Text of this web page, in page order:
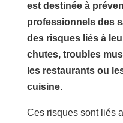
est destinée à
professionnels des
des risques liés à
chutes, troubles
les restaurants ou
cuisine.
Ces risques sont liés